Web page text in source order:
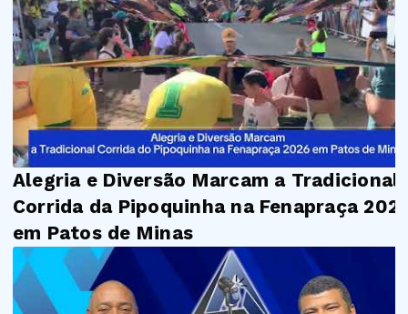
Alegria e Diversão Marcam a Tradicional
Corrida da Pipoquinha na Fenapraça
em Patos de Minas